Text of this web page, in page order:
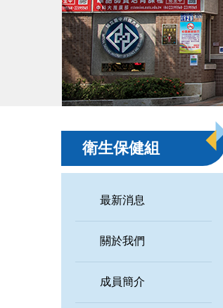
衛生保健組
最新消息
關於我們
成員簡介